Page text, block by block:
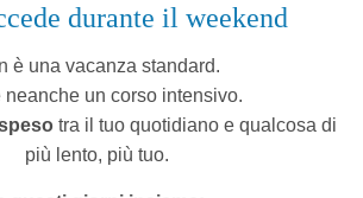
durante il weekend
è una vacanza standard.
neanche un corso intensivo.
tra il tuo quotidiano e qualcosa di
più lento, più tuo.